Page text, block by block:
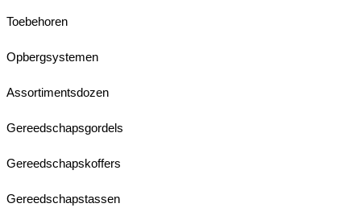
Toebehoren
Opbergsystemen
Assortimentsdozen
Gereedschapsgordels
Gereedschapskoffers
Gereedschapstassen